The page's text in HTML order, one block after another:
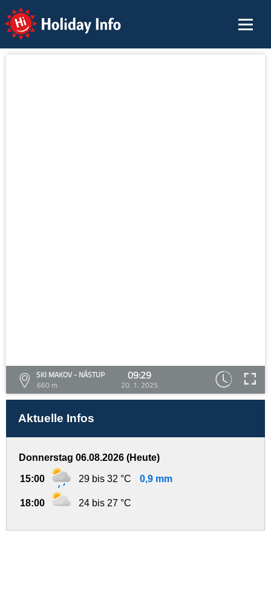
Holiday Info
SKI MAKOV - NÁSTUP
660 m
09:29
20. 1. 2025
Aktuelle Infos
Donnerstag 06.08.2026 (Heute)
15:00 29 bis 32 °C 0,9 mm
18:00 24 bis 27 °C